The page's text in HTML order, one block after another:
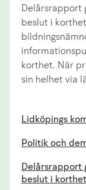
Delårsrapport
beslut i
korthet. När
sin helhet via
Lidköpings
Politik och
Delårsrapport
beslut i korthet